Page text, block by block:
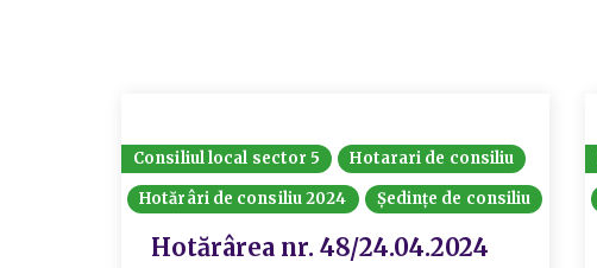
Consiliul local sector 5
Hotarari de consiliu
Hotărâri de consiliu 2024
Ședințe de consiliu
Hotărârea nr. 48/24.04.2024